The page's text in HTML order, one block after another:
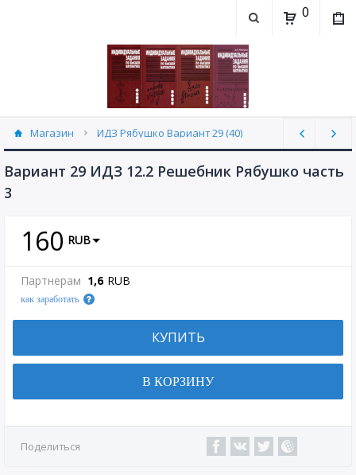
0
Магазин ИДЗ Рябушко Вариант 29 (40)
Вариант 29 ИДЗ 12.2 Решебник Рябушко часть
3
160 RUB
Партнерам 1,6 RUB
как заработать
КУПИТЬ
В КОРЗИНУ
Поделиться